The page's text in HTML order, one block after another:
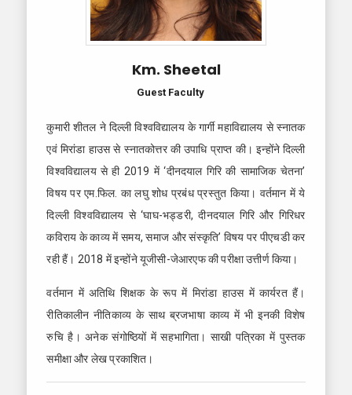
Km. Sheetal
Guest Faculty
कुमारी शीतल ने दिल्ली विश्वविद्यालय के गार्गी महाविद्यालय से स्नातक
एवं मिरांडा हाउस से स्नातकोत्तर की उपाधि प्राप्त की। इन्होंने दिल्ली
विश्वविद्यालय से ही 2019 में ‘दीनदयाल गिरि की सामाजिक चेतना’
विषय पर एम.फिल. का लघु शोध प्रबंध प्रस्तुत किया। वर्तमान में ये
दिल्ली विश्वविद्यालय से ‘घाघ-भड्डरी, दीनदयाल गिरि और गिरिधर
कविराय के काव्य में समय, समाज और संस्कृति’ विषय पर पीएचडी कर
रही हैं। 2018 में इन्होंने यूजीसी-जेआरएफ की परीक्षा उत्तीर्ण किया।
वर्तमान में अतिथि शिक्षक के रूप में मिरांडा हाउस में कार्यरत हैं।
रीतिकालीन नीतिकाव्य के साथ ब्रजभाषा काव्य में भी इनकी विशेष
रुचि है। अनेक संगोष्ठियों में सहभागिता। साखी पत्रिका में पुस्तक
समीक्षा और लेख प्रकाशित।